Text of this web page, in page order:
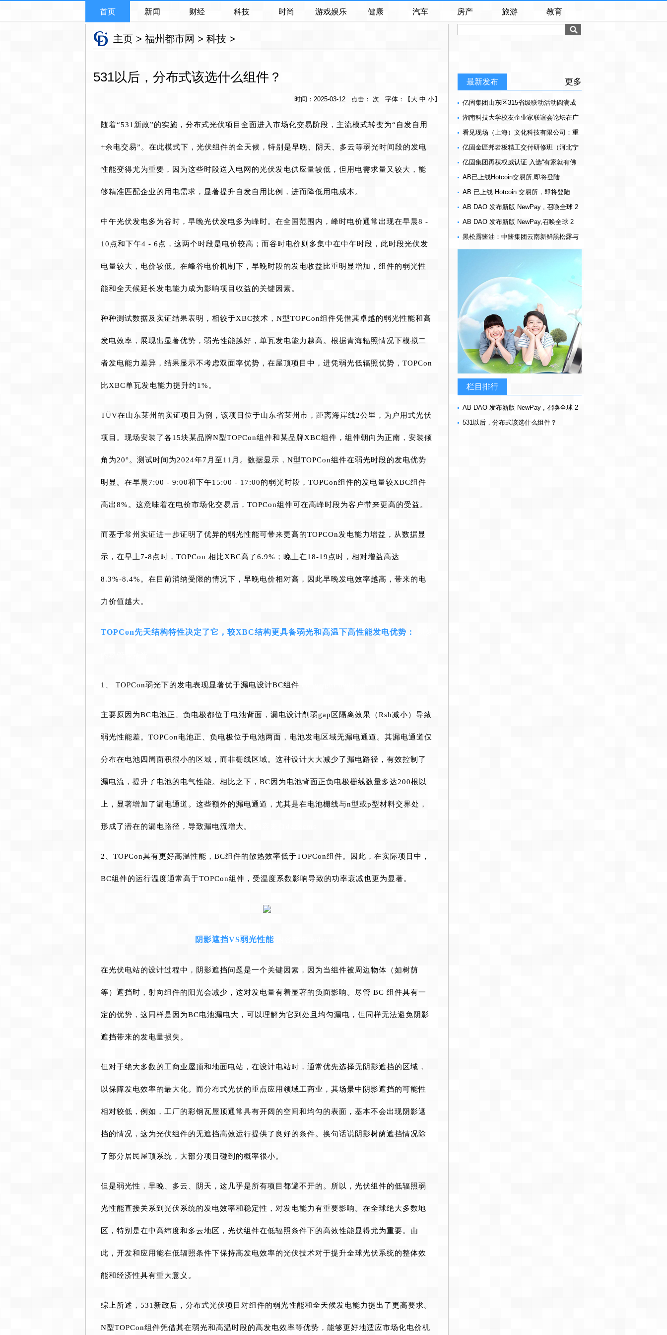
首页 新闻 财经 科技 时尚 游戏娱乐 健康 汽车 房产 旅游 教育
主页 > 福州都市网 > 科技 >
531以后，分布式该选什么组件？
时间：2025-03-12 点击： 次 字体：【 大 中 小】
随着“531新政”的实施，分布式光伏项目全面进入市场化交易阶段，主流模式转变为“自发自用
+余电交易”。在此模式下，光伏组件的全天候，特别是早晚、阴天、多云等弱光时间段的发电
性能变得尤为重要，因为这些时段送入电网的光伏发电供应量较低，但用电需求量又较大，能
够精准匹配企业的用电需求，显著提升自发自用比例，进而降低用电成本。
中午光伏发电多为谷时，早晚光伏发电多为峰时。在全国范围内，峰时电价通常出现在早晨8 -
10点和下午4 - 6点，这两个时段是电价较高；而谷时电价则多集中在中午时段，此时段光伏发
电量较大，电价较低。在峰谷电价机制下，早晚时段的发电收益比重明显增加，组件的弱光性
能和全天候延长发电能力成为影响项目收益的关键因素。
种种测试数据及实证结果表明，相较于XBC技术，N型TOPCon组件凭借其卓越的弱光性能和高
发电效率，展现出显著优势，弱光性能越好，单瓦发电能力越高。根据青海辐照情况下模拟二
者发电能力差异，结果显示不考虑双面率优势，在屋顶项目中，进凭弱光低辐照优势，TOPCon
比XBC单瓦发电能力提升约1%。
TÜV在山东莱州的实证项目为例，该项目位于山东省莱州市，距离海岸线2公里，为户用式光伏
项目。现场安装了各15块某品牌N型TOPCon组件和某品牌XBC组件，组件朝向为正南，安装倾
角为20°。测试时间为2024年7月至11月。数据显示，N型TOPCon组件在弱光时段的发电优势
明显。在早晨7:00 - 9:00和下午15:00 - 17:00的弱光时段，TOPCon组件的发电量较XBC组件
高出8%。这意味着在电价市场化交易后，TOPCon组件可在高峰时段为客户带来更高的受益。
而基于常州实证进一步证明了优异的弱光性能可带来更高的TOPCOn发电能力增益，从数据显
示，在早上7-8点时，TOPCon 相比XBC高了6.9%；晚上在18-19点时，相对增益高达
8.3%-8.4%。在目前消纳受限的情况下，早晚电价相对高，因此早晚发电效率越高，带来的电
力价值越大。
TOPCon先天结构特性决定了它，较XBC结构更具备弱光和高温下高性能发电优势：
1、 TOPCon弱光下的发电表现显著优于漏电设计BC组件
主要原因为BC电池正、负电极都位于电池背面，漏电设计削弱gap区隔离效果（Rsh减小）导致
弱光性能差。TOPCon电池正、负电极位于电池两面，电池发电区域无漏电通道。其漏电通道仅
分布在电池四周面积很小的区域，而非栅线区域。这种设计大大减少了漏电路径，有效控制了
漏电流，提升了电池的电气性能。相比之下，BC因为电池背面正负电极栅线数量多达200根以
上，显著增加了漏电通道。这些额外的漏电通道，尤其是在电池栅线与n型或p型材料交界处，
形成了潜在的漏电路径，导致漏电流增大。
2、TOPCon具有更好高温性能，BC组件的散热效率低于TOPCon组件。因此，在实际项目中，
BC组件的运行温度通常高于TOPCon组件，受温度系数影响导致的功率衰减也更为显著。
阴影遮挡VS弱光性能
在光伏电站的设计过程中，阴影遮挡问题是一个关键因素，因为当组件被周边物体（如树荫
等）遮挡时，射向组件的阳光会减少，这对发电量有着显著的负面影响。尽管 BC 组件具有一
定的优势，这同样是因为BC电池漏电大，可以理解为它到处且均匀漏电，但同样无法避免阴影
遮挡带来的发电量损失。
但对于绝大多数的工商业屋顶和地面电站，在设计电站时，通常优先选择无阴影遮挡的区域，
以保障发电效率的最大化。而分布式光伏的重点应用领域工商业，其场景中阴影遮挡的可能性
相对较低，例如，工厂的彩钢瓦屋顶通常具有开阔的空间和均匀的表面，基本不会出现阴影遮
挡的情况，这为光伏组件的无遮挡高效运行提供了良好的条件。换句话说阴影树荫遮挡情况除
了部分居民屋顶系统，大部分项目碰到的概率很小。
但是弱光性，早晚、多云、阴天，这几乎是所有项目都避不开的。所以，光伏组件的低辐照弱
光性能直接关系到光伏系统的发电效率和稳定性，对发电能力有重要影响。在全球绝大多数地
区，特别是在中高纬度和多云地区，光伏组件在低辐照条件下的高效性能显得尤为重要。由
此，开发和应用能在低辐照条件下保持高发电效率的光伏技术对于提升全球光伏系统的整体效
能和经济性具有重大意义。
综上所述，531新政后，分布式光伏项目对组件的弱光性能和全天候发电能力提出了更高要求。
N型TOPCon组件凭借其在弱光和高温时段的高发电效率等优势，能够更好地适应市场化电价机
最新发布 更多
亿固集团山东区315省级联动活动圆满成
功举办
湖南科技大学校友企业家联谊会论坛在广
州成功举办
看见现场（上海）文化科技有限公司：重
塑音乐现场
亿固金匠邦岩板精工交付研修班（河北宁
晋站）圆满收官
亿固集团再获权威认证 入选“有家就有佛
山造”产业IP
AB已上线Hotcoin交易所,即将登陆
Gate,BitMart,Lbank和Biconomy
AB 已上线 Hotcoin 交易所，即将登陆
Gate 、BitMart、Lbank 和 Biconomy
AB DAO 发布新版 NewPay , 召唤全球 2
万老用户认领 6500 万 AB
AB DAO 发布新版 NewPay,召唤全球 2
万老用户认领 6500 万 AB
黑松露酱油：中酱集团云南新鲜黑松露与
8 小时熬制的极致美味
栏目排行
AB DAO 发布新版 NewPay , 召唤全球 2
万老用户认领 6500 万 AB
531以后，分布式该选什么组件？